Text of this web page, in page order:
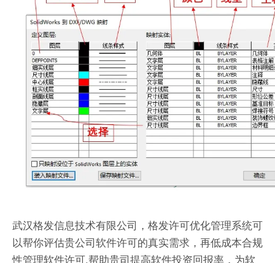
武汉格发信息技术有限公司，格发许可优化管理系统可
以帮你评估贵公司软件许可的真实需求，再低成本合规
性管理软件许可,帮助贵司提高软件投资回报率，为软